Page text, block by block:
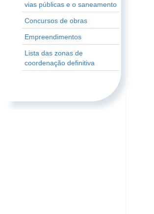
vias públicas e o saneamento
Concursos de obras
Empreendimentos
Lista das zonas de
coordenação definitiva